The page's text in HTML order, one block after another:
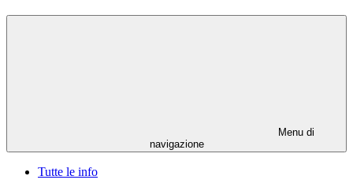
Menu di
navigazione
Tutte le info